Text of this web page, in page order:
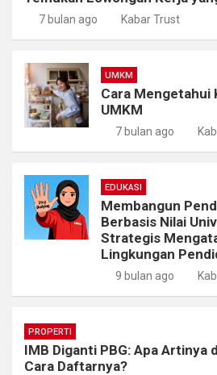
7 bulan ago Kabar Trust
UMKM
Cara Mengetahui
UMKM
7 bulan ago
EDUKASI
Membangun
Berbasis Nilai
Strategis
Lingkungan
9 bulan ago
PROPERTI
IMB Diganti PBG: Apa Artinya
Cara Daftarnya?